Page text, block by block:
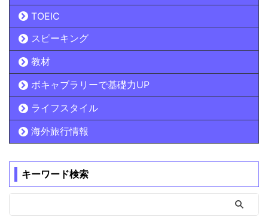
TOEIC
スピーキング
教材
ボキャブラリーで基礎力UP
ライフスタイル
海外旅行情報
キーワード検索